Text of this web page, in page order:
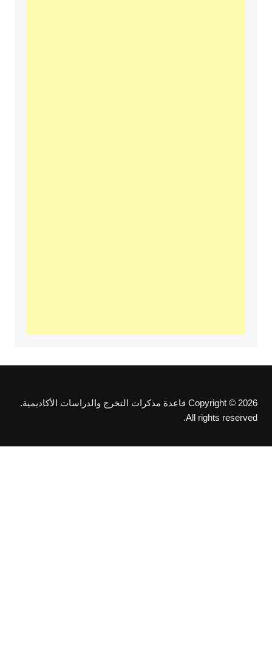
Copyright © 2026 قاعدة مذكرات التخرج والدراسات الأكاديمية.
All rights reserved.